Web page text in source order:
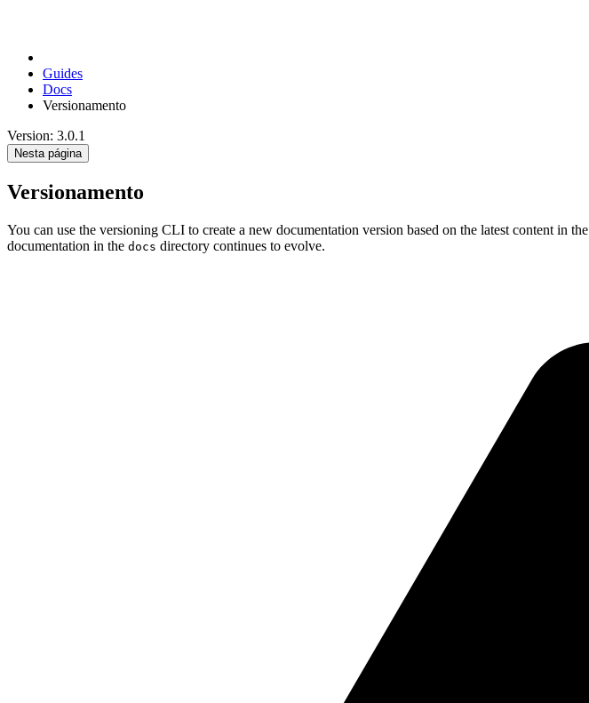
Guides
Docs
Versionamento
Version: 3.0.1
Nesta página
Versionamento
You can use the versioning CLI to create a new documentation version based on the latest content in the
documentation in the docs directory continues to evolve.